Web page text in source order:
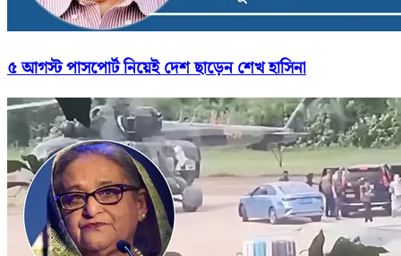
৫ আগস্ট পাসপোর্ট নিয়েই দেশ ছাড়েন শেখ হাসিনা